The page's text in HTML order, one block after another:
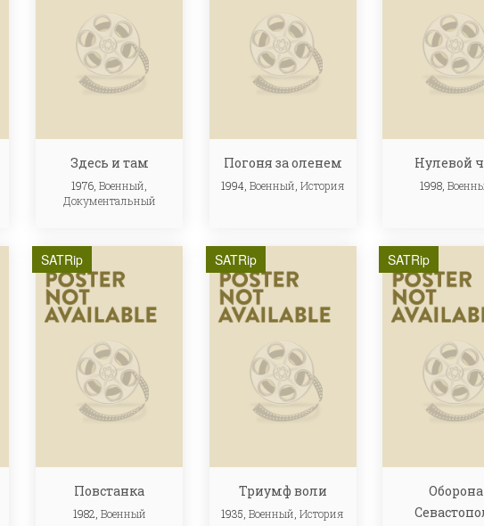
Здесь и там
1976,Военный,
Документальный
Погоня за оленем
1994, Военный, История
Нулевой
1998,
SATRip
Повстанка
1982, Военный
SATRip
Триумф воли
1935,Военный ,История
SATRip
Оборона